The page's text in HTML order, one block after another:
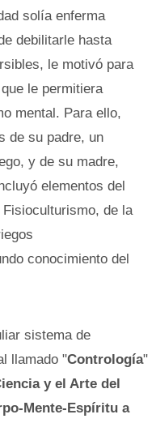
solía enferma
debilitarle hasta
le motivó para
le permitiera
mental. Para ello,
de su padre, un
y de su madre,
elementos del
de la
conocimiento del
sistema de
llamado "Contrología"
y el Arte del
Mente-Espíritu a